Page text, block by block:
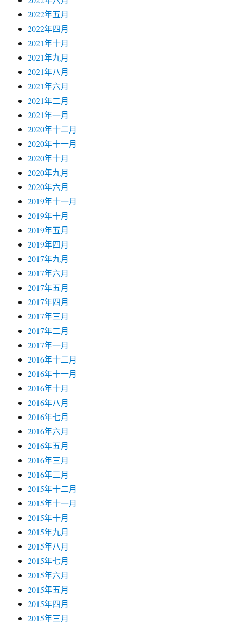
2022年五月
2022年四月
2021年十月
2021年九月
2021年八月
2021年六月
2021年二月
2021年一月
2020年十二月
2020年十一月
2020年十月
2020年九月
2020年六月
2019年十一月
2019年十月
2019年五月
2019年四月
2017年九月
2017年六月
2017年五月
2017年四月
2017年三月
2017年二月
2017年一月
2016年十二月
2016年十一月
2016年十月
2016年八月
2016年七月
2016年六月
2016年五月
2016年三月
2016年二月
2015年十二月
2015年十一月
2015年十月
2015年九月
2015年八月
2015年七月
2015年六月
2015年五月
2015年四月
2015年三月